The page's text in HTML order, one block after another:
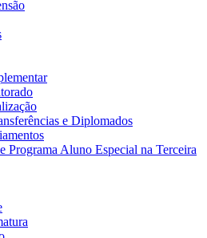
e Diplomados
Programa Aluno Especial na Terceira